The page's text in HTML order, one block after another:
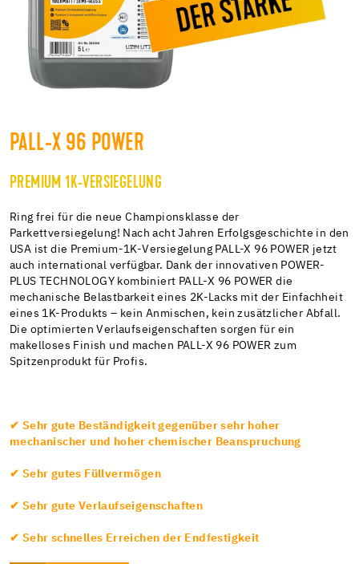
PALL-X 96 POWER
PREMIUM 1K-VERSIEGELUNG
Ring frei für die neue Championsklasse der
Parkettversiegelung! Nach acht Jahren Erfolgsgeschichte in den
USA ist die Premium-1K-Versiegelung PALL-X 96 POWER jetzt
auch international verfügbar. Dank der innovativen POWER-
PLUS TECHNOLOGY kombiniert PALL-X 96 POWER die
mechanische Belastbarkeit eines 2K-Lacks mit der Einfachheit
eines 1K-Produkts – kein Anmischen, kein zusätzlicher Abfall.
Die optimierten Verlaufseigenschaften sorgen für ein
makelloses Finish und machen PALL-X 96 POWER zum
Spitzenprodukt für Profis.
✔ Sehr gute Beständigkeit gegenüber sehr hoher
mechanischer und hoher chemischer Beanspruchung
✔ Sehr gutes Füllvermögen
✔ Sehr gute Verlaufseigenschaften
✔ Sehr schnelles Erreichen der Endfestigkeit